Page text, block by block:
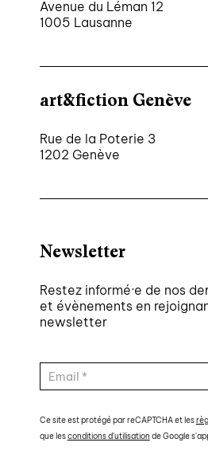
Avenue du Léman 12
1005 Lausanne
art&fiction Genève
Rue de la Poterie 3
1202 Genève
Newsletter
Restez informé·e de nos
et évènements en
newsletter
Ce site est protégé par reCAPTCHA et les
que lesconditions d'utilisation de Google